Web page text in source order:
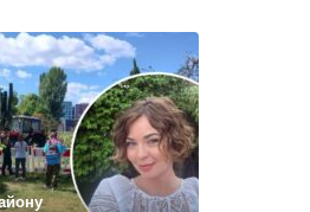
на Бахматова, що
Анну Старостенко
звернувся до
міністра, Сергія
пропозицією щодо
…